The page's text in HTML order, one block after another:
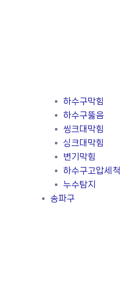
하수구막힘
하수구뚫음
씽크대막힘
싱크대막힘
변기막힘
하수구고압세척
누수탐지
송파구